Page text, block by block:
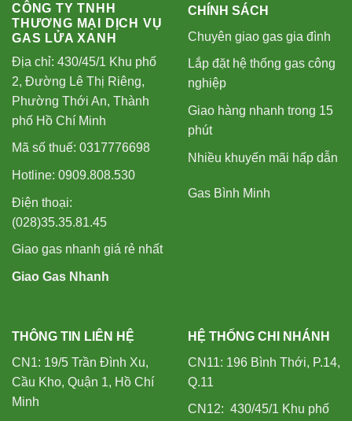
CÔNG TY TNHH
THƯƠNG MẠI DỊCH VỤ
GAS LỬA XANH
Địa chỉ: 430/45/1 Khu phố
2, Đường Lê Thị Riêng,
Phường Thới An, Thành
phố Hồ Chí Minh
Mã số thuế: 0317776698
Hotline: 0909.808.530
Điện thoại:
(028)35.35.81.45
Giao gas nhanh giá rẻ nhất
Giao Gas Nhanh
CHÍNH SÁCH
Chuyên giao gas gia đình
Lắp đặt hệ thống gas công
nghiệp
Giao hàng nhanh trong 15
phút
Nhiều khuyến mãi hấp dẫn
Gas Bình Minh
THÔNG TIN LIÊN HỆ
CN1: 19/5 Trần Đình Xu,
Cầu Kho, Quận 1, Hồ Chí
Minh
HỆ THỐNG CHI NHÁNH
CN11: 196 Bình Thới, P.14,
Q.11
CN12: 430/45/1 Khu phố